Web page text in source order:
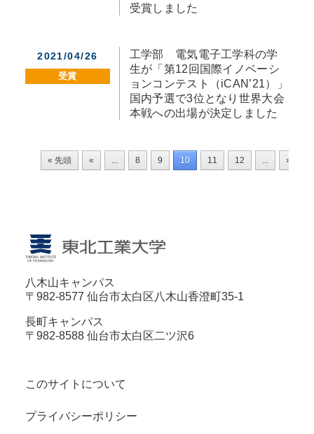
受賞しました
2021/04/26
受賞
工学部 電気電子工学科の学
生が「第12回国際イノベーシ
ョンコンテスト（iCAN’21）」
国内予選で3位となり世界大会
本戦への出場が決定しました
« 先頭 « ... 8 9 10 11 12 ... »
八木山キャンパス
〒982-8577 仙台市太白区八木山香澄町35-1
長町キャンパス
〒982-8588 仙台市太白区二ツ沢6
このサイトについて
プライバシーポリシー